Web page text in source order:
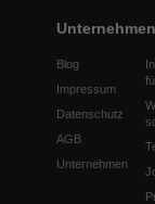
Unternehmen
Blog
Impressum
Datenschutz
AGB
Unternehmen